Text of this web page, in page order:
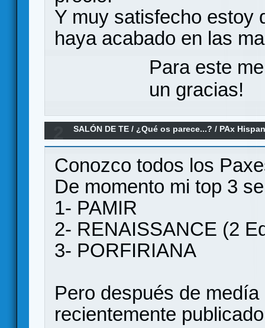
Y muy satisfecho estoy
haya acabado en las
Para este
un gracias!
SALÓN DE TE /¿Qué os parece...? / PAx
Conozco todos los
De momento mi top 3
1- PAMIR
2- RENAISSANCE (2
3- PORFIRIANA
Pero después de
recientemente